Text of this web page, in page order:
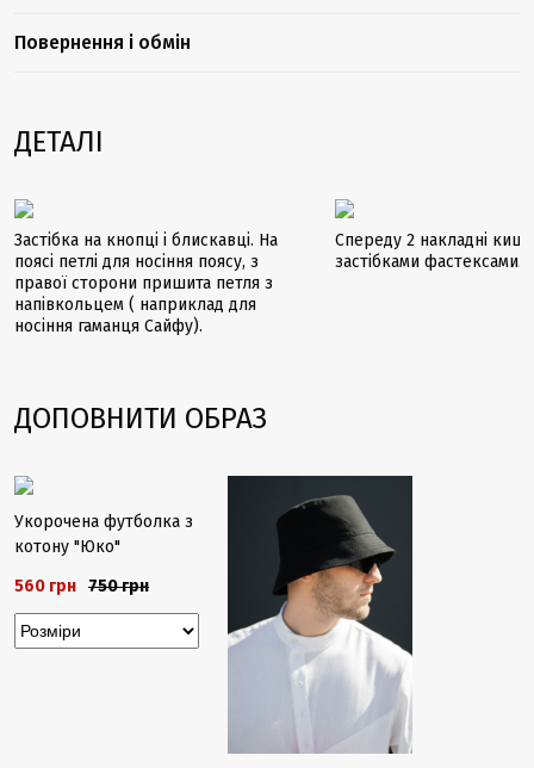
Повернення і обмін
ДЕТАЛІ
Застібка на кнопці і блискавці. На
поясі петлі для носіння поясу, з
правої сторони пришита петля з
напівкольцем ( наприклад для
носіння гаманця Сайфу).
Спереду 2 накладні
застібками фастексами..
ДОПОВНИТИ ОБРАЗ
Закінчується
Укорочена футболка з
котону "Юко"
560 грн 750 грн